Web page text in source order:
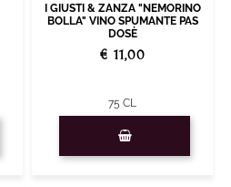
I GIUSTI & ZANZA "NEMORINO
BOLLA" VINO SPUMANTE PAS
DOSÈ
€ 11,00
75 CL